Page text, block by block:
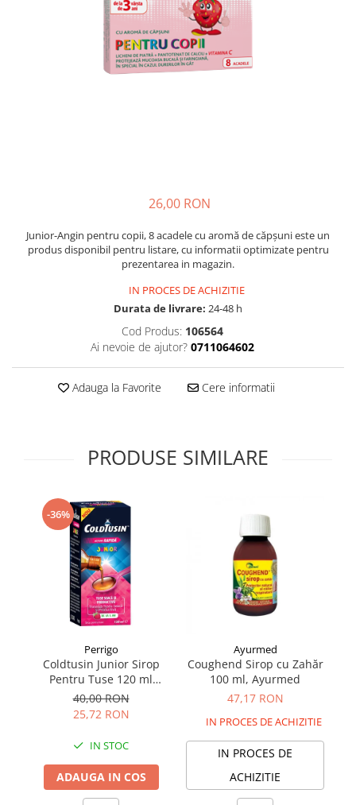
Probiotice si prebiotice
Supliment Complexe
Supliment Vitamina C
Supliment Vitamina D3
Supliment Vitamina E
Tuse gat si respiratie
Balsam masca si tratament
Produse cu SPF Pentru Fata
26,00 RON
Junior-Angin pentru copii, 8 acadele cu aromă de căpșuni este un
produs disponibil pentru listare, cu informatii optimizate pentru
prezentarea in magazin.
IN PROCES DE ACHIZITIE
Durata de livrare: 24-48 h
Cod Produs: 106564
Ai nevoie de ajutor? 0711064602
Adauga la Favorite Cere informatii
PRODUSE SIMILARE
-36%
Perrigo
Coldtusin Junior Sirop
Pentru Tuse 120 ml
Perrigo
40,00 RON
25,72 RON
IN STOC
ADAUGA IN COS
Ayurmed
Coughend Sirop cu Zahăr
100 ml, Ayurmed
47,17 RON
IN PROCES DE ACHIZITIE
IN PROCES DE
ACHIZITIE